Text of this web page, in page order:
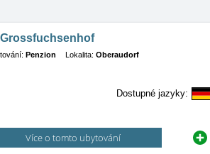
Penzion Lokalita: Oberaudorf
Dostupné jazyky:
Více o tomto ubytování